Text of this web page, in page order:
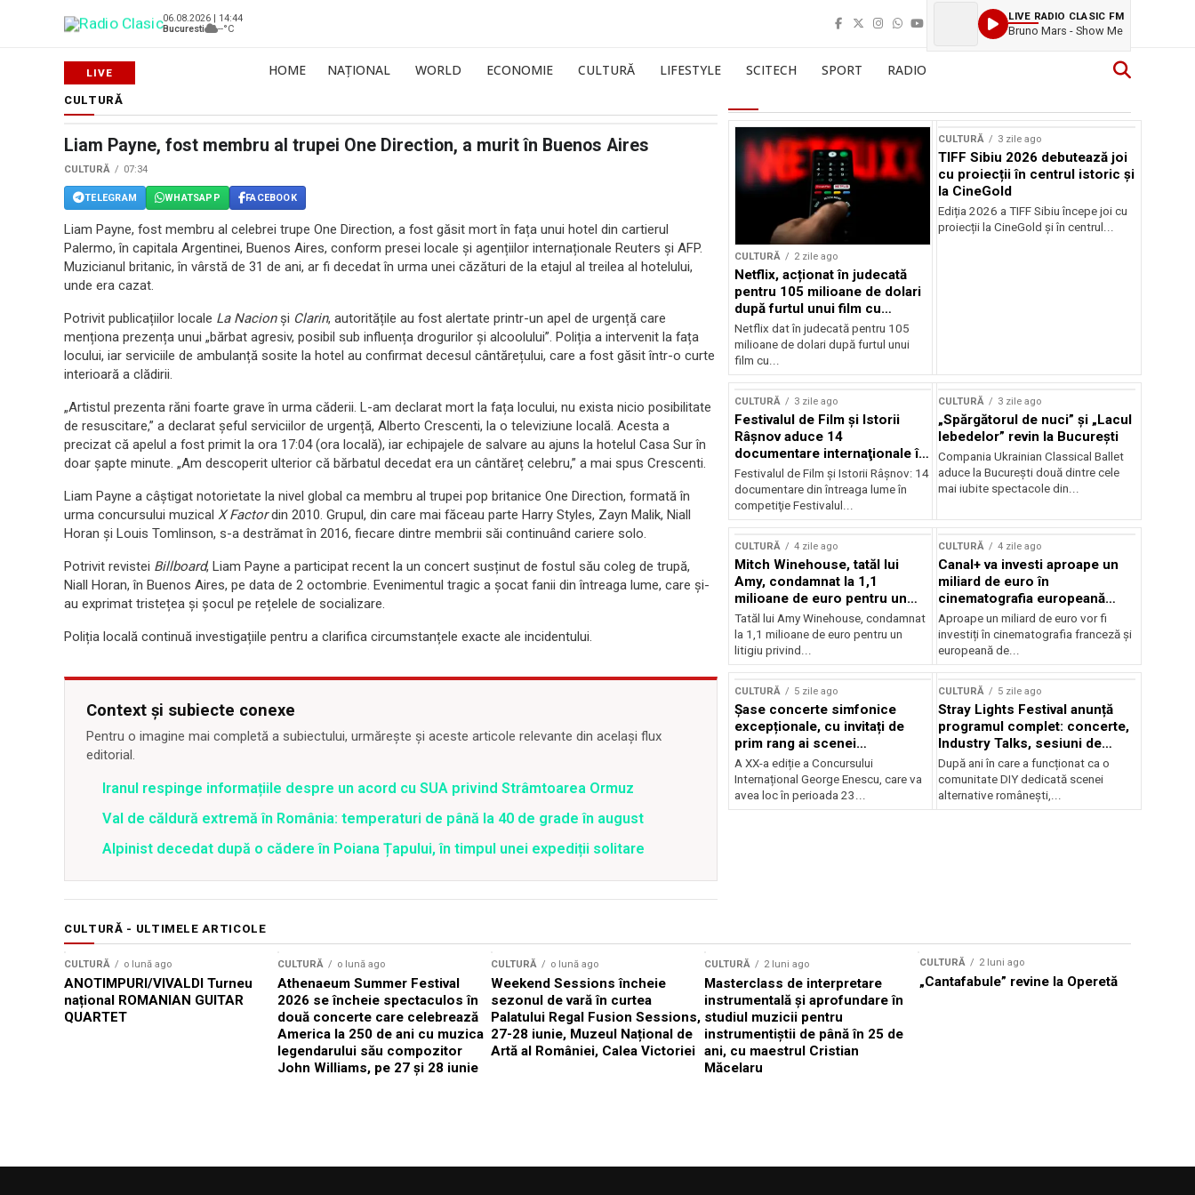
06.08.2026 | 14:44
Bucuresti
--°C
LIVE RADIO CLASIC FM
Bruno Mars - Show Me
HOME NAȚIONAL WORLD ECONOMIE CULTURĂ LIFESTYLE SCITECH SPORT RADIO
CULTURĂ
Liam Payne, fost membru al trupei One Direction, a murit în Buenos Aires
CULTURĂ 07:34
TELEGRAM WHATSAPP FACEBOOK
Liam Payne, fost membru al celebrei trupe One Direction, a fost găsit mort în fața unui hotel din cartierul
Palermo, în capitala Argentinei, Buenos Aires, conform presei locale și agențiilor internaționale Reuters și AFP.
Muzicianul britanic, în vârstă de 31 de ani, ar fi decedat în urma unei căzături de la etajul al treilea al hotelului,
unde era cazat.
Potrivit publicațiilor locale La Nacionși Clarin, autoritățile au fost alertate printr-un apel de urgență care
menționa prezența unui „bărbat agresiv, posibil sub influența drogurilor și alcoolului”. Poliția a intervenit la fața
locului, iar serviciile de ambulanță sosite la hotel au confirmat decesul cântărețului, care a fost găsit într-o curte
interioară a clădirii.
„Artistul prezenta răni foarte grave în urma căderii. L-am declarat mort la fața locului, nu exista nicio posibilitate
de resuscitare,” a declarat șeful serviciilor de urgență, Alberto Crescenti, la o televiziune locală. Acesta a
precizat că apelul a fost primit la ora 17:04 (ora locală), iar echipajele de salvare au ajuns la hotelul Casa Sur în
doar șapte minute. „Am descoperit ulterior că bărbatul decedat era un cântăreț celebru,” a mai spus Crescenti.
Liam Payne a câștigat notorietate la nivel global ca membru al trupei pop britanice One Direction, formată în
urma concursului muzical X Factordin 2010. Grupul, din care mai făceau parte Harry Styles, Zayn Malik, Niall
Horan și Louis Tomlinson, s-a destrămat în 2016, fiecare dintre membrii săi continuând cariere solo.
Potrivit revistei Billboard, Liam Payne a participat recent la un concert susținut de fostul său coleg de trupă,
Niall Horan, în Buenos Aires, pe data de 2 octombrie. Evenimentul tragic a șocat fanii din întreaga lume, care și-
au exprimat tristețea și șocul pe rețelele de socializare.
Poliția locală continuă investigațiile pentru a clarifica circumstanțele exacte ale incidentului.
Context și subiecte conexe
Pentru o imagine mai completă a subiectului, urmărește și aceste articole relevante din același flux
editorial.
Iranul respinge informațiile despre un acord cu SUA privind Strâmtoarea Ormuz
Val de căldură extremă în România: temperaturi de până la 40 de grade în august
Alpinist decedat după o cădere în Poiana Țapului, în timpul unei expediții solitare
CULTURĂ 2 zile ago
Netflix, acționat în judecată
pentru 105 milioane de dolari
după furtul unui film cu
Nicolas Cage
Netflix dat în judecată pentru 105
milioane de dolari după furtul unui
film cu...
CULTURĂ 3 zile ago
TIFF Sibiu 2026 debutează joi
cu proiecții în centrul istoric și
la CineGold
Ediția 2026 a TIFF Sibiu începe joi cu
proiecții la CineGold și în centrul...
CULTURĂ 3 zile ago
Festivalul de Film şi Istorii
Râşnov aduce 14
documentare internaţionale în
premieră
Festivalul de Film şi Istorii Râşnov: 14
documentare din întreaga lume în
competiţie Festivalul...
CULTURĂ 3 zile ago
„Spărgătorul de nuci” și „Lacul
lebedelor” revin la București
Compania Ukrainian Classical Ballet
aduce la București două dintre cele
mai iubite spectacole din...
CULTURĂ 4 zile ago
Mitch Winehouse, tatăl lui
Amy, condamnat la 1,1
milioane de euro pentru un
litigiu pierdut
Tatăl lui Amy Winehouse, condamnat
la 1,1 milioane de euro pentru un
litigiu privind...
CULTURĂ 4 zile ago
Canal+ va investi aproape un
miliard de euro în
cinematografia europeană
până în 2032
Aproape un miliard de euro vor fi
investiți în cinematografia franceză și
europeană de...
CULTURĂ 5 zile ago
Șase concerte simfonice
excepționale, cu invitați de
prim rang ai scenei
internaționale și ansambluri
orchestrale românești de
prestigiu, în programul
Concursului Enescu 2026
A XX-a ediție a Concursului
Internațional George Enescu, care va
avea loc în perioada 23...
CULTURĂ 5 zile ago
Stray Lights Festival anunță
programul complet: concerte,
Industry Talks, sesiuni de
audiție și noi opțiuni de
participare pentru public
După ani în care a funcționat ca o
comunitate DIY dedicată scenei
alternative românești,...
CULTURĂ - ULTIMELE ARTICOLE
CULTURĂ o lună ago
ANOTIMPURI/VIVALDI Turneu
național ROMANIAN GUITAR
QUARTET
CULTURĂ o lună ago
Athenaeum Summer Festival
2026 se încheie spectaculos în
două concerte care celebrează
America la 250 de ani cu muzica
legendarului său compozitor
John Williams, pe 27 și 28 iunie
CULTURĂ o lună ago
Weekend Sessions încheie
sezonul de vară în curtea
Palatului Regal Fusion Sessions,
27-28 iunie, Muzeul Național de
Artă al României, Calea Victoriei
CULTURĂ 2 luni ago
Masterclass de interpretare
instrumentală și aprofundare în
studiul muzicii pentru
instrumentiștii de până în 25 de
ani, cu maestrul Cristian
Măcelaru
CULTURĂ 2 luni ago
„Cantafabule” revine la Operetă